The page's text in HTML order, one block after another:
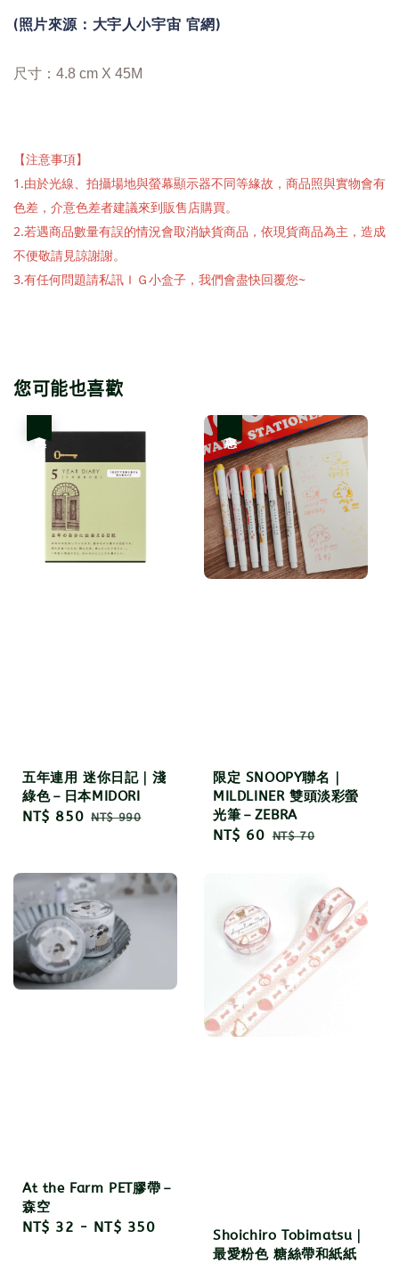
(照片來源：大宇人小宇宙 官網)
尺寸：4.8 cm X 45M
【注意事項】
1.由於光線、拍攝場地與螢幕顯示器不同等緣故，商品照與實物會有
色差，介意色差者建議來到販售店購買。
2.若遇商品數量有誤的情況會取消缺貨商品，依現貨商品為主，造成
不便敬請見諒謝謝。
3.有任何問題請私訊ＩＧ小盒子，我們會盡快回覆您~
您可能也喜歡
五年連用 迷你日記｜淺
綠色－日本MIDORI
Sale
NT$ 850 Regular
NT$ 990
限定 SNOOPY聯名｜
MILDLINER 雙頭淡彩螢
光筆－ZEBRA
Sale
NT$ 60 Regular
NT$ 70
At the Farm PET膠帶－
森空
Regular
NT$ 32 - NT$ 350
Shoichiro Tobimatsu｜
最愛粉色 糖絲帶和紙紙